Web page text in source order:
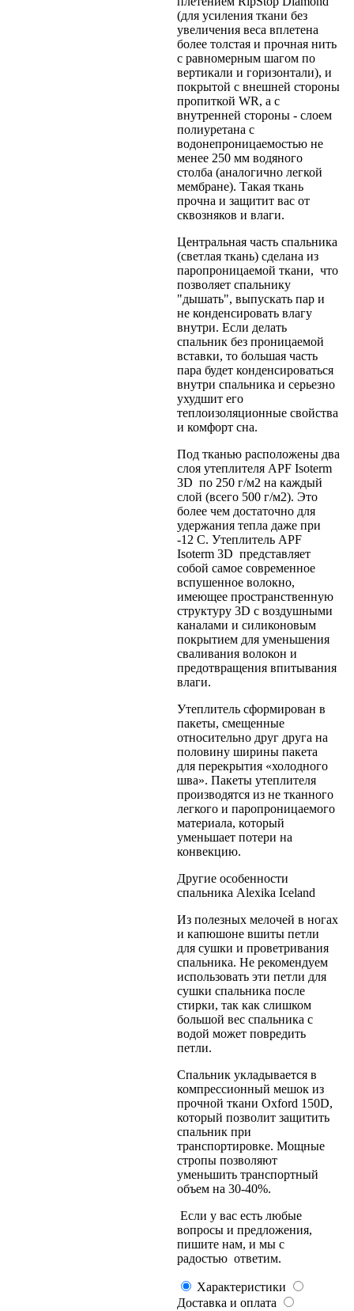
(для усиления ткани без
увеличения веса вплетена
более толстая и прочная нить
с равномерным шагом по
вертикали и горизонтали), и
покрытой с внешней стороны
пропиткой WR, а с
внутренней стороны - слоем
полиуретана с
водонепроницаемостью не
менее 250 мм водяного
столба (аналогично легкой
мембране). Такая ткань
прочна и защитит вас от
сквозняков и влаги.
Центральная часть спальника
(светлая ткань) сделана из
паропроницаемой ткани, что
позволяет спальнику
"дышать", выпускать пар и
не конденсировать влагу
внутри. Если делать
спальник без проницаемой
вставки, то большая часть
пара будет конденсироваться
внутри спальника и серьезно
ухудшит его
теплоизоляционные свойства
и комфорт сна.
Под тканью расположены два
слоя утеплителя APF Isoterm
3D по 250 г/м2 на каждый
слой (всего 500 г/м2). Это
более чем достаточно для
удержания тепла даже при
-12 С. Утеплитель APF
Isoterm 3D представляет
собой самое современное
вспушенное волокно,
имеющее пространственную
структуру 3D с воздушными
каналами и силиконовым
покрытием для уменьшения
сваливания волокон и
предотвращения впитывания
влаги.
Утеплитель сформирован в
пакеты, смещенные
относительно друг друга на
половину ширины пакета
для перекрытия «холодного
шва». Пакеты утеплителя
производятся из не тканного
легкого и паропроницаемого
материала, который
уменьшает потери на
конвекцию.
Другие особенности
спальника Alexika Iceland
Из полезных мелочей в ногах
и капюшоне вшиты петли
для сушки и проветривания
спальника. Не рекомендуем
использовать эти петли для
сушки спальника после
стирки, так как слишком
большой вес спальника с
водой может повредить
петли.
Спальник укладывается в
компрессионный мешок из
прочной ткани Oxford 150D,
который позволит защитить
спальник при
транспортировке. Мощные
стропы позволяют
уменьшить транспортный
объем на 30-40%.
Если у вас есть любые
вопросы и предложения,
пишите нам, и мы с
радостью ответим.
Характеристики
Доставка и оплата